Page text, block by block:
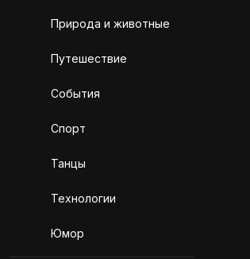
Природа и животные
Путешествие
События
Спорт
Танцы
Технологии
Юмор